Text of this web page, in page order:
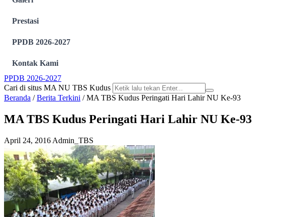
Prestasi
PPDB 2026-2027
Kontak Kami
PPDB 2026-2027
Cari di situs MA NU TBS Kudus
Beranda / Berita Terkini / MA TBS Kudus Peringati Hari Lahir NU Ke-93
MA TBS Kudus Peringati Hari Lahir NU Ke-93
April 24, 2016 Admin_TBS